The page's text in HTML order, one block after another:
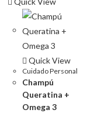
Quick View
Cuidado Personal
Champú
Queratina +
Omega 3